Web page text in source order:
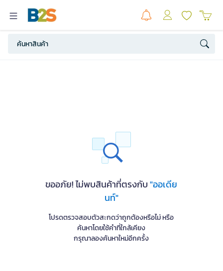
ขออภัย! ไม่พบสินค้าที่ตรงกับ"ออเดีย
นท์"
โปรดตรวจสอบตัวสะกดว่าถูกต้องหรือไม่ หรือ
ค้นหาโดยใช้คำที่ใกล้เคียง
กรุณาลองค้นหาใหม่อีกครั้ง